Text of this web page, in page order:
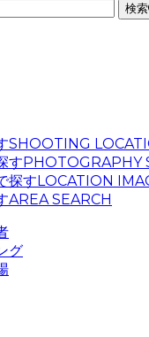
検索
SHOOTING
すPHOTOGRAPHY
探すLOCATION
AREA SEARCH
グ